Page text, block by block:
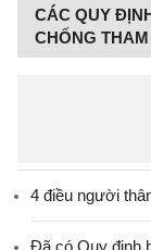
CÁC QUY
CHỐNG
4 điều người
Đã có Quy định